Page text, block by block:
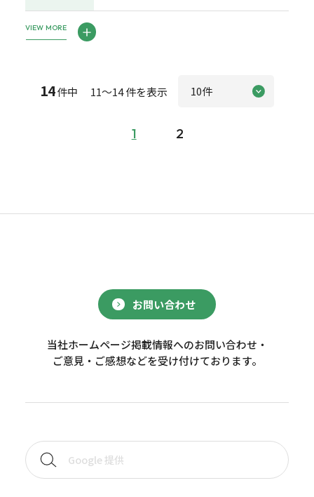
VIEW MORE
14件中 11～14 件を表示
1 2
お問い合わせ
当社ホームページ掲載情報へのお問い合わせ・
ご意見・ご感想などを受け付けております。